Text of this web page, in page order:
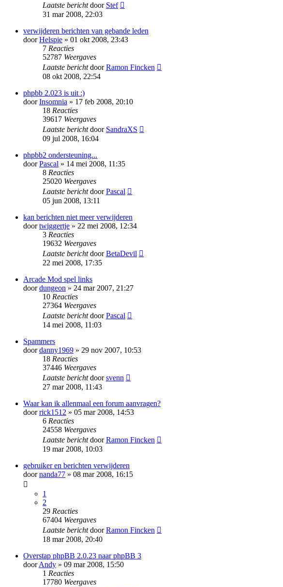
Laatste berichtdoor Stef
31 mar 2008, 22:03
verwijderen berichten van gebande leden
doorHelspie » 01 okt 2008, 23:43
7 Reacties
52787 Weergaves
Laatste berichtdoorRamon Fincken
08 okt 2008, 22:54
phpbb 2.023 is uit :)
doorInsomnia » 17 feb 2008, 20:10
18 Reacties
39617 Weergaves
Laatste berichtdoor SandraXS
09 jul 2008, 16:04
phpbb2 ondersteuning...
doorPascal » 14 mei 2008, 11:35
8 Reacties
25020 Weergaves
Laatste berichtdoorPascal
05 jun 2008, 13:11
kan berichten niet meer verwijderen
doortwiggertje » 22 mei 2008, 12:34
3 Reacties
19632 Weergaves
Laatste berichtdoorBetaDevil
22 mei 2008, 17:35
Arcade Mod spel links
doordungeon » 24 mar 2007, 21:27
10 Reacties
27364 Weergaves
Laatste berichtdoorPascal
14 mei 2008, 11:03
Spammers
doordanny1969 » 29 nov 2007, 10:53
18 Reacties
37446 Weergaves
Laatste berichtdoorsvenn
27 mar 2008, 11:43
Waar kan ik allenmaal een forum aanvragen?
doorrick1512 » 05 mar 2008, 14:53
6 Reacties
24558 Weergaves
Laatste berichtdoorRamon Fincken
19 mar 2008, 10:03
gebruiker en berichten verwijderen
doornanda77 » 08 mar 2008, 16:15
1
2
29 Reacties
67404 Weergaves
Laatste berichtdoorRamon Fincken
18 mar 2008, 20:40
Overstap phpBB 2.0.23 naar phpBB 3
doorAndy » 09 mar 2008, 15:50
1 Reacties
17780 Weergaves